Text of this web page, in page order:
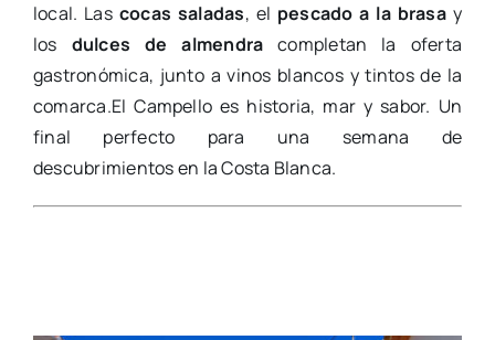
local. Las cocas saladas, el pescado a la brasay
los dulces de almendra completan la oferta
gastronómica, junto a vinos blancos y tintos de la
comarca.El Campello es historia, mar y sabor. Un
final perfecto para una semana de
descubrimientos en la Costa Blanca.